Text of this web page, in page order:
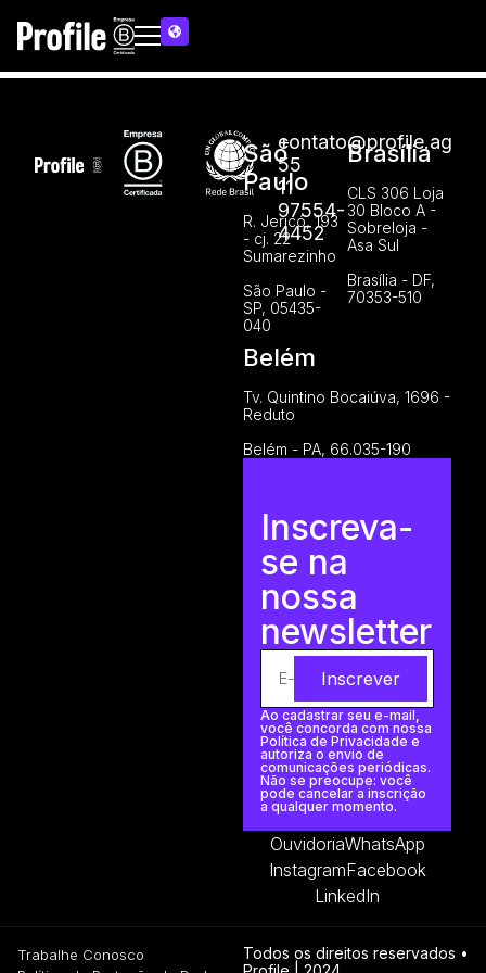
Tidal
contato@profile.ag
+
55
11
97554-
4452
São
Paulo
R. Jericó, 193
- cj. 22
Sumarezinho
São Paulo -
SP, 05435-
040
Brasília
CLS 306 Loja
30 Bloco A -
Sobreloja -
Asa Sul
Brasília - DF,
70353-510
Belém
Tv. Quintino Bocaiúva, 1696 -
Reduto
Belém - PA, 66.035-190
Inscreva-
se na
nossa
newsletter
Inscrever
Ao cadastrar seu e-mail,
você concorda com nossa
Política de Privacidade e
autoriza o envio de
comunicações periódicas.
Não se preocupe: você
pode cancelar a inscrição
a qualquer momento.
OuvidoriaWhatsApp
InstagramFacebook
LinkedIn
Todos os direitos reservados •
Trabalhe Conosco